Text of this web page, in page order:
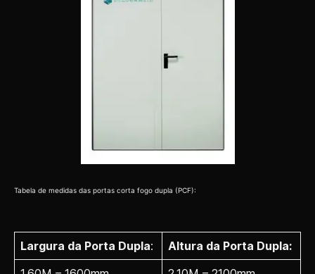
Tabela de medidas das portas corta fogo dupla (PCF):
Largura da Porta Dupla:
Altura da Porta Dupla: